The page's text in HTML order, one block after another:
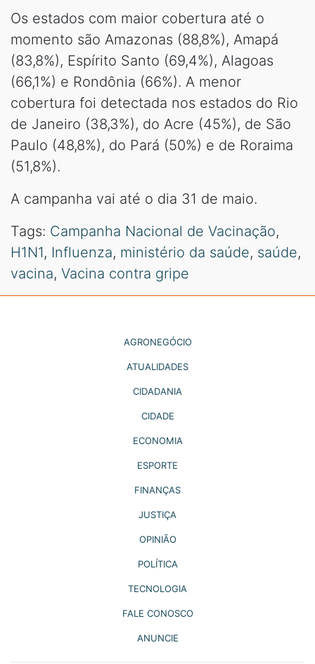
Os estados com maior cobertura até o
momento são Amazonas (88,8%), Amapá
(83,8%), Espírito Santo (69,4%), Alagoas
(66,1%) e Rondônia (66%). A menor
cobertura foi detectada nos estados do Rio
de Janeiro (38,3%), do Acre (45%), de São
Paulo (48,8%), do Pará (50%) e de Roraima
(51,8%).
A campanha vai até o dia 31 de maio.
Tags: Campanha Nacional de Vacinação,
H1N1, Influenza, ministério da saúde, saúde,
vacina, Vacina contra gripe
AGRONEGÓCIO
ATUALIDADES
CIDADANIA
CIDADE
ECONOMIA
ESPORTE
FINANÇAS
JUSTIÇA
OPINIÃO
POLÍTICA
TECNOLOGIA
FALE CONOSCO
ANUNCIE